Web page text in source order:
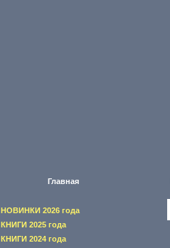
Главная
НОВИНКИ 2026 года
КНИГИ 2025 года
КНИГИ 2024 года